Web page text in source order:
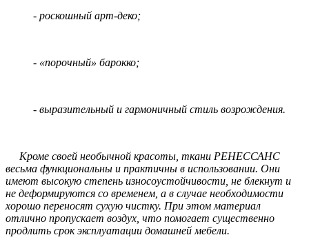
- роскошный арт-деко;
- «порочный» барокко;
- выразительный и гармоничный стиль возрождения.
Кроме своей необычной красоты, ткани РЕНЕССАНС
весьма функциональны и практичны в использовании. Они
имеют высокую степень износоустойчивости, не блекнут и
не деформируются со временем, а в случае необходимости
хорошо переносят сухую чистку. При этом материал
отлично пропускает воздух, что помогает существенно
продлить срок эксплуатации домашней мебели.